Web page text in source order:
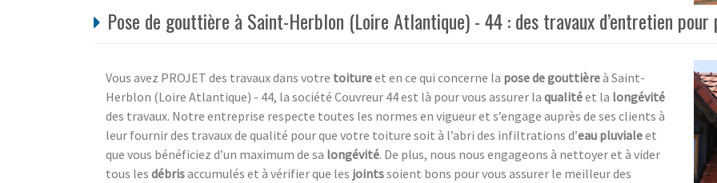
Pose de gouttière à Saint-Herblon (Loire Atlantique) - 44 : des travaux d’entretien
Vous avez PROJET des travaux dans votre toitureet en ce qui concerne la pose de gouttièreà Saint-
Herblon (Loire Atlantique) - 44, la société Couvreur 44 est là pour vous assurer la qualitéet la longévité
des travaux. Notre entreprise respecte toutes les normes en vigueur et s’engage auprès de ses clients à
leur fournir des travaux de qualité pour que votre toiture soit à l’abri des infiltrations d’eau pluvialeet
que vous bénéficiez d’un maximum de sa longévité. De plus, nous nous engageons à nettoyer et à vider
tous les débrisaccumulés et à vérifier que les jointssoient bons pour vous assurer le meilleur des